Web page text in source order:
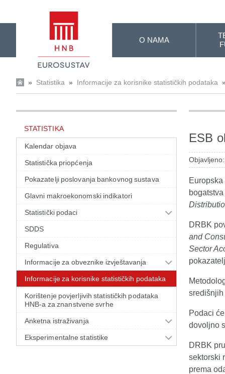
O NAMA
» Statistika » Informacije za korisnike statističkih podataka
STATISTIKA
Kalendar objava
Statistička priopćenja
Pokazatelji poslovanja bankovnog sustava
Glavni makroekonomski indikatori
Statistički podaci
SDDS
Regulativa
Informacije za obveznike izvještavanja
Informacije za korisnike statističkih podataka
Korištenje povjerljivih statističkih podataka
HNB-a za znanstvene svrhe
Anketna istraživanja
Eksperimentalne statistike
ESB
DRBK
and
Sector
središnjih
Podaci
dovoljno
DRBK
sektorski
prema